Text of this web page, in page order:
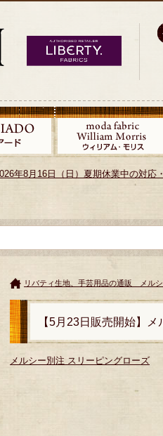
年8月16日（日）夏期休業中の対応
リバティ生地、手芸用品の通販 メル
【5月23日販売開始】
メルシー別注 スリーピングローズ